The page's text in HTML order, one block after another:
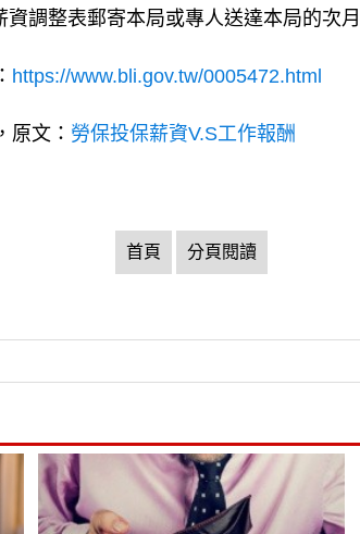
調整表郵寄本局或專人送達本局的次
https://www.bli.gov.tw/0005472.html
原文： 勞保投保薪資V.S工作報酬
首頁 分頁閱讀